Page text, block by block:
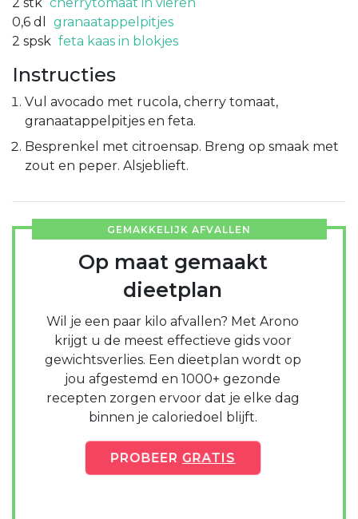
0,6 dl
granaatappelpitjes
2 spsk feta kaas in blokjes
Instructies
Vul avocado met rucola, cherry tomaat,
granaatappelpitjes en feta.
Besprenkel met citroensap. Breng op smaak met
zout en peper. Alsjeblieft.
GEMAKKELIJK AFVALLEN
Op maat gemaakt
dieetplan
Wil je een paar kilo afvallen? Met Arono
krijgt u de meest effectieve gids voor
gewichtsverlies. Een dieetplan wordt op
jou afgestemd en 1000+ gezonde
recepten zorgen ervoor dat je elke dag
binnen je caloriedoel blijft.
PROBEER GRATIS